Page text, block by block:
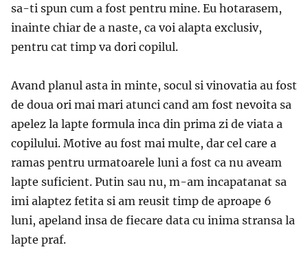
sa-ti spun cum a fost pentru mine. Eu hotarasem,
inainte chiar de a naste, ca voi alapta exclusiv,
pentru cat timp va dori copilul.
Avand planul asta in minte, socul si vinovatia au fost
de doua ori mai mari atunci cand am fost nevoita sa
apelez la lapte formula inca din prima zi de viata a
copilului. Motive au fost mai multe, dar cel care a
ramas pentru urmatoarele luni a fost ca nu aveam
lapte suficient. Putin sau nu, m-am incapatanat sa
imi alaptez fetita si am reusit timp de aproape 6
luni, apeland insa de fiecare data cu inima stransa la
lapte praf.